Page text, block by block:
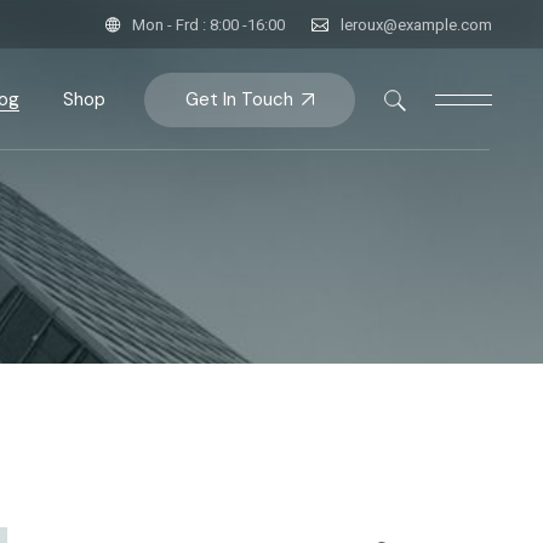
Mon - Frd : 8:00 -16:00 leroux@example.com
Shop
Product List
Single
Shop Pages
Get In Touch